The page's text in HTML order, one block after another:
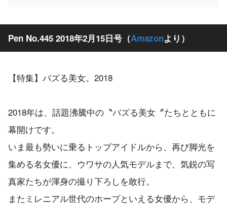
Pen No.445 2018年2月15日号（Amazonより）
【特集】バズる美女。2018
2018年は、話題沸騰中の〝バズる美女〞たちとともに
幕開けです。
いま最も勢いに乗るトップアイドルから、再び脚光を
集める名女優に、ウワサの人気モデルまで、気鋭の写
真家たちが渾身の撮り下ろしを敢行。
またミレニアル世代のホープといえる女優から、モデ